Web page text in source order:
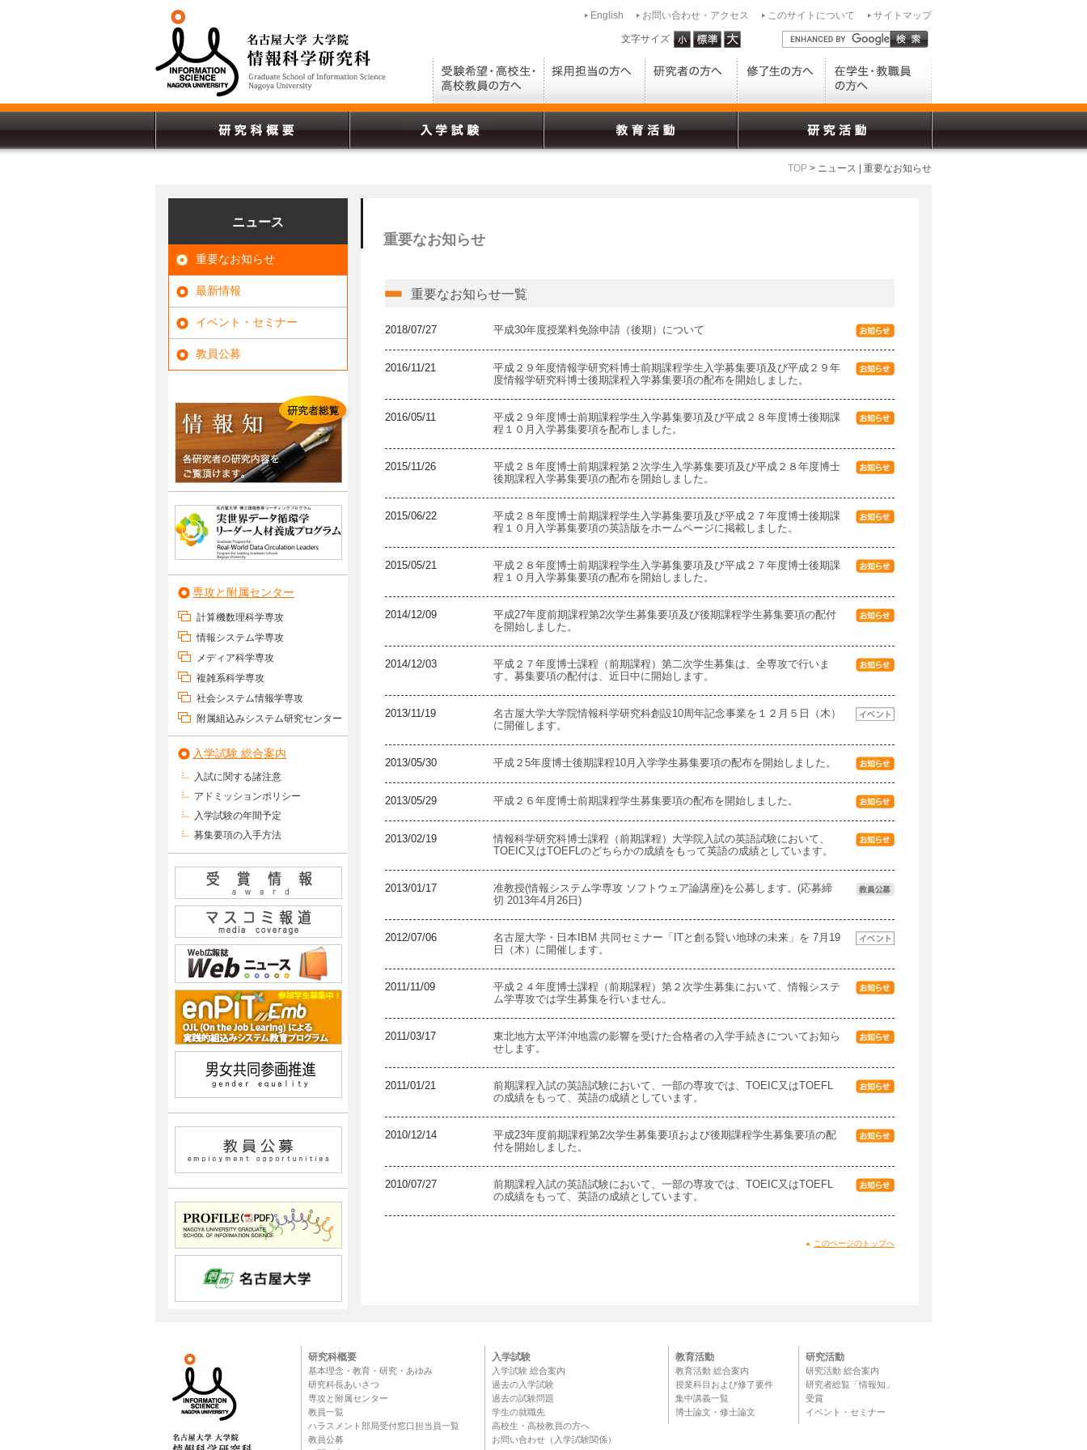
English お問い合わせ・アクセス このサイトについて サイトマップ
文字サイズ
TOP > ニュース | 重要なお知らせ
ニュース
重要なお知らせ
最新情報
イベント・セミナー
教員公募
専攻と附属センター
計算機数理科学専攻
情報システム学専攻
メディア科学専攻
複雑系科学専攻
社会システム情報学専攻
附属組込みシステム研究センター
入学試験 総合案内
入試に関する諸注意
アドミッションポリシー
入学試験の年間予定
募集要項の入手方法
重要なお知らせ
重要なお知らせ一覧
2018/07/27 平成30年度授業料免除申請（後期）について
2016/11/21
平成２９年度情報学研究科博士前期課程学生入学募集要項及び平成２９年
度情報学研究科博士後期課程入学募集要項の配布を開始しました。
2016/05/11
平成２９年度博士前期課程学生入学募集要項及び平成２８年度博士後期課
程１０月入学募集要項を配布しました。
2015/11/26
平成２８年度博士前期課程第２次学生入学募集要項及び平成２８年度博士
後期課程入学募集要項の配布を開始しました。
2015/06/22
平成２８年度博士前期課程学生入学募集要項及び平成２７年度博士後期課
程１０月入学募集要項の英語版をホームページに掲載しました。
2015/05/21
平成２８年度博士前期課程学生入学募集要項及び平成２７年度博士後期課
程１０月入学募集要項の配布を開始しました。
2014/12/09
平成27年度前期課程第2次学生募集要項及び後期課程学生募集要項の配付
を開始しました。
2014/12/03
平成２７年度博士課程（前期課程）第二次学生募集は、全専攻で行いま
す。募集要項の配付は、近日中に開始します。
2013/11/19
名古屋大学大学院情報科学研究科創設10周年記念事業を１２月５日（木）
に開催します。
2013/05/30 平成２5年度博士後期課程10月入学学生募集要項の配布を開始しました。
2013/05/29 平成２６年度博士前期課程学生募集要項の配布を開始しました。
2013/02/19
情報科学研究科博士課程（前期課程）大学院入試の英語試験において、
TOEIC又はTOEFLのどちらかの成績をもって英語の成績としています。
2013/01/17
准教授(情報システム学専攻 ソフトウェア論講座)を公募します。(応募締
切 2013年4月26日)
2012/07/06
名古屋大学・日本IBM 共同セミナー「ITと創る賢い地球の未来」を 7月19
日（木）に開催します。
2011/11/09
平成２４年度博士課程（前期課程）第２次学生募集において、情報システ
ム学専攻では学生募集を行いません。
2011/03/17
東北地方太平洋沖地震の影響を受けた合格者の入学手続きについてお知ら
せします。
2011/01/21
前期課程入試の英語試験において、一部の専攻では、TOEIC又はTOEFL
の成績をもって、英語の成績としています。
2010/12/14
平成23年度前期課程第2次学生募集要項および後期課程学生募集要項の配
付を開始しました。
2010/07/27
前期課程入試の英語試験において、一部の専攻では、TOEIC又はTOEFL
の成績をもって、英語の成績としています。
このページのトップへ
研究科概要
基本理念・教育・研究・あゆみ
研究科長あいさつ
専攻と附属センター
教員一覧
ハラスメント部局受付窓口担当員一覧
教員公募
入学試験
入学試験 総合案内
過去の入学試験
過去の試験問題
学生の就職先
高校生・高校教員の方へ
お問い合わせ（入学試験関係）
教育活動
教育活動 総合案内
授業科目および修了要件
集中講義一覧
博士論文・修士論文
研究活動
研究活動 総合案内
研究者総覧「情報知」
受賞
イベント・セミナー